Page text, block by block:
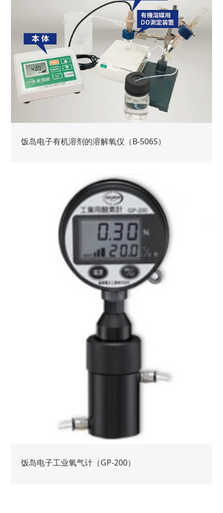
饭岛电子有机溶剂的溶解氧仪（B-506S）
饭岛电子工业氧气计（GP-200）